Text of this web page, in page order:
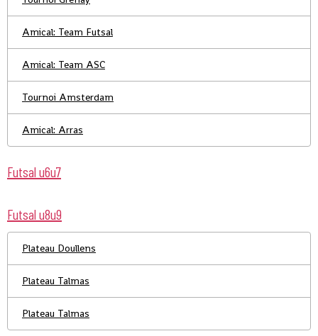
Amical: Team Futsal
Amical: Team ASC
Tournoi Amsterdam
Amical: Arras
Futsal u6u7
Futsal u8u9
Plateau Doullens
Plateau Talmas
Plateau Talmas